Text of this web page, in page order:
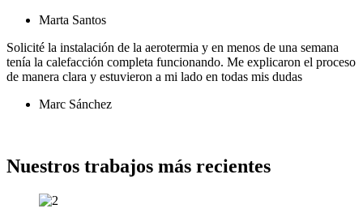
Marta Santos
Solicité la instalación de la aerotermia y en menos de una semana
tenía la calefacción completa funcionando. Me explicaron el proceso
de manera clara y estuvieron a mi lado en todas mis dudas
Marc Sánchez
Nuestros trabajos más recientes